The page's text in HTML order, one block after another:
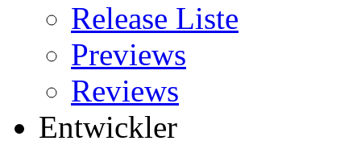
Release Liste
Previews
Reviews
Entwickler